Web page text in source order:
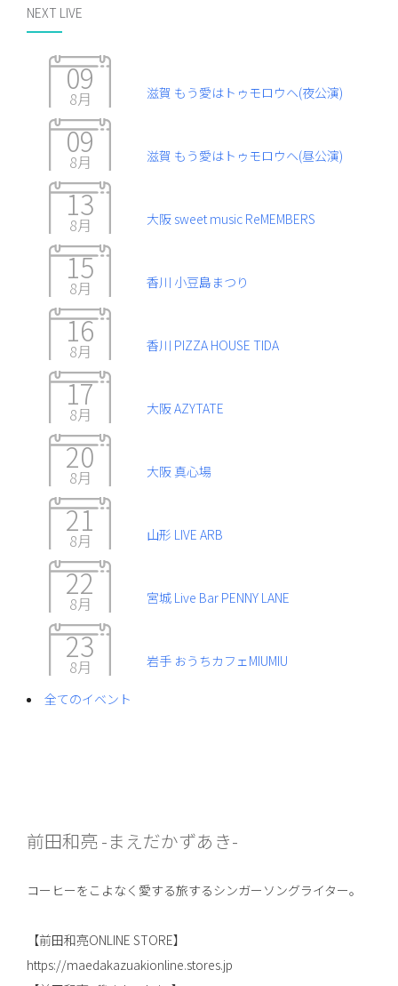
NEXT LIVE
09
8月 滋賀 もう愛はトゥモロウヘ(夜公演)
09
8月 滋賀 もう愛はトゥモロウヘ(昼公演)
13
8月 大阪 sweet music ReMEMBERS
15
8月 香川 小豆島まつり
16
8月 香川 PIZZA HOUSE TIDA
17
8月 大阪 AZYTATE
20
8月 大阪 真心場
21
8月 山形 LIVE ARB
22
8月 宮城 Live Bar PENNY LANE
23
8月 岩手 おうちカフェMIUMIU
全てのイベント
前田和亮 -まえだかずあき-
コーヒーをこよなく愛する旅するシンガーソングライター。
【前田和亮ONLINE STORE】
https://maedakazuakionline.stores.jp